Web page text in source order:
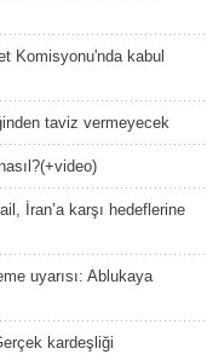
Komisyonu'nda kabul
taviz vermeyecek
İran’a karşı hedeflerine
uyarısı: Ablukaya
kardeşliği